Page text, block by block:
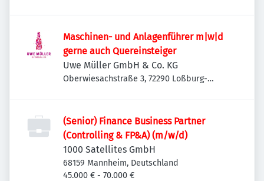
Maschinen- und Anlagenführer m|w|d
gerne auch Quereinsteiger
Uwe Müller GmbH & Co. KG
Oberwiesachstraße 3, 72290 Loßburg-
(Senior) Finance Business Partner
(Controlling & FP&A) (m/w/d)
1000 Satellites GmbH
68159 Mannheim, Deutschland
45.000 € - 70.000 €